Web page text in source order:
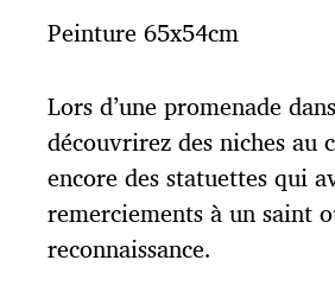
e
b
l
i
c
a
t
i
Peinture 65x54cm
Lors d’une promenade
découvrirez des niches au
encore des statuettes qui
remerciements à un saint
reconnaissance.